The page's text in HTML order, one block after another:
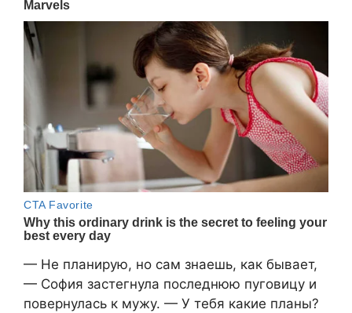
— Не планирую, но сам знаешь, как бывает,
— София застегнула последнюю пуговицу и
повернулась к мужу. — У тебя какие планы?